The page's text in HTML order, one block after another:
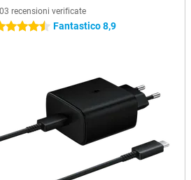
recensioni verificate
stelle Fantastico 8,9